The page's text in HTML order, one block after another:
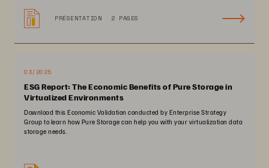
PRÉSENTATION 2 PAGES
03/2025
ESG Report: The Economic Benefits of Pure Storage in
Virtualized Environments
Download this Economic Validation conducted by Enterprise Strategy
Group to learn how Pure Storage can help you with your virtualization data
storage needs.